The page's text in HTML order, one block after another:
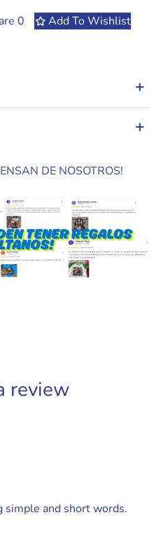
0 Add To Wishlist
DE NOSOTROS!
review
simple and short words.